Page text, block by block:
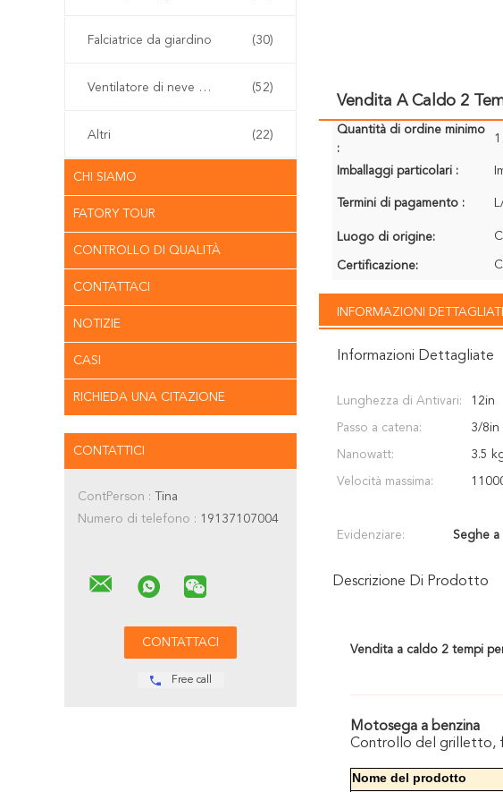
Falciatrice da giardino (30)
Ventilatore di neve e della foglia (52)
Altri (22)
CHI SIAMO
FATORY TOUR
CONTROLLO DI QUALITÀ
CONTATTACI
NOTIZIE
CASI
RICHIEDA UNA CITAZIONE
CONTATTICI
ContPerson : Tina
Numero di telefono : 19137107004
Free call
Vendita A Caldo 2
Quantità di ordine minimo
:
Imballaggi particolari :
Termini di pagamento :
Luogo di origine:
Certificazione:
INFORMAZIONI
Informazioni Dettagliate
Lunghezza di Antivari: 12in
Passo a catena: 3/8in
Nanowatt: 3.5
Velocità massima:
Evidenziare: Seghe a
Descrizione Di Prodotto
Vendita a caldo 2 tempi
Motosega a benzina
Controllo del grilletto,
Nome del prodotto